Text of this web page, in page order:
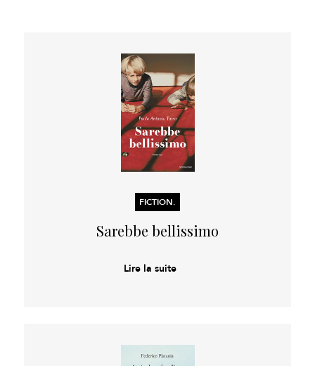
FICTION.
Sarebbe bellissimo
Lire la suite